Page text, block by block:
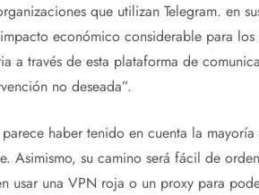
que utilizan Telegram. en
económico considerable para
a través de esta plataforma de
no deseada”.
haber tenido en cuenta la
Asimismo, su camino será fácil de
usar una VPN roja o un proxy para